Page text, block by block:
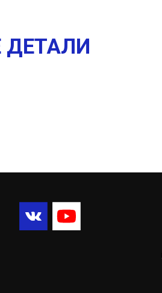
ДЕТАЛИ